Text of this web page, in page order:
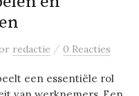
redactie / 0 Reacties
een essentiële rol